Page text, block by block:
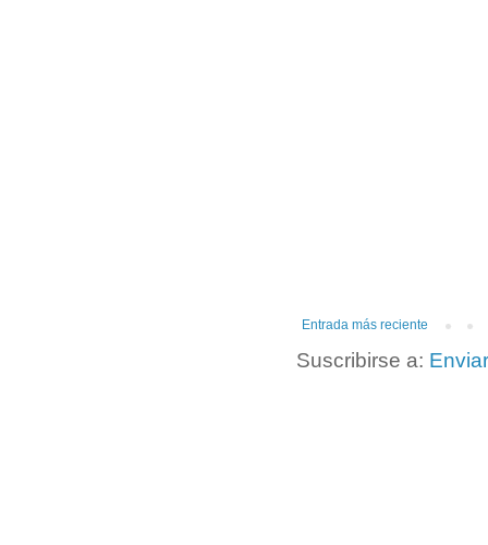
Entrada más reciente
Suscribirse a: